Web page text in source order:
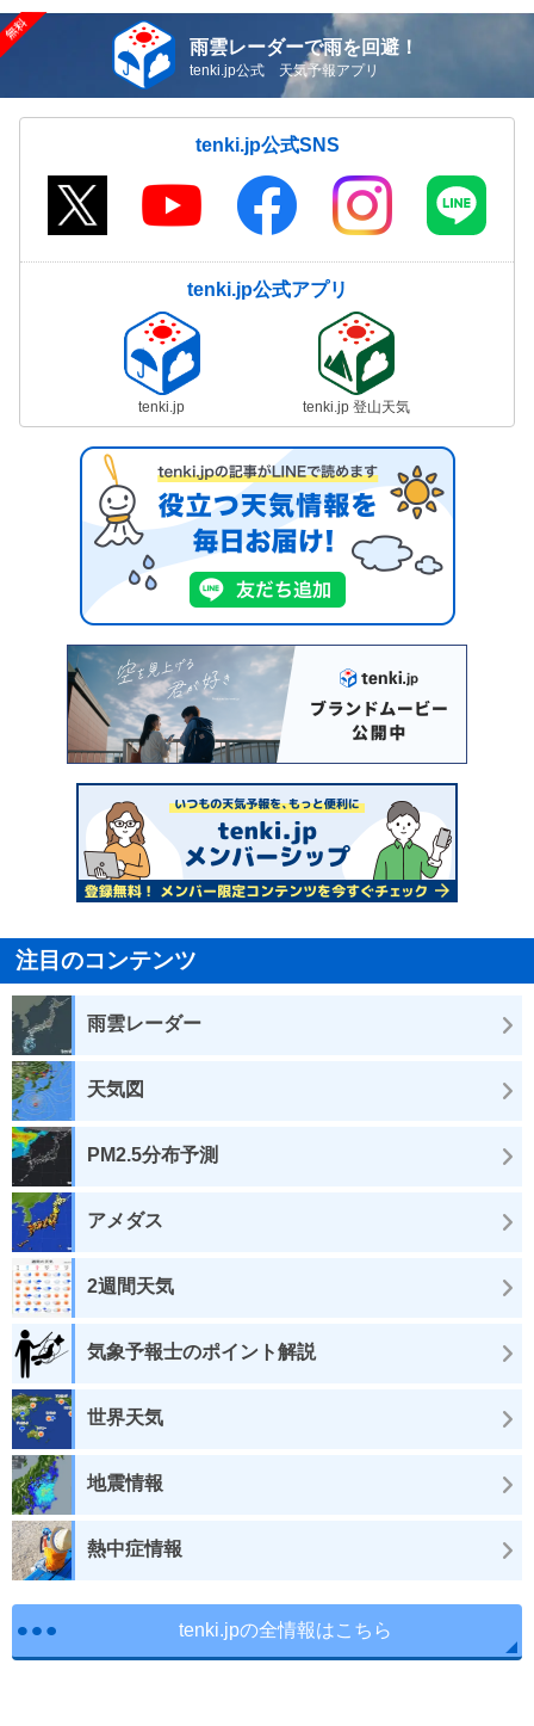
雨雲レーダーで雨を回避！
tenki.jp公式 天気予報アプリ
tenki.jp公式SNS
tenki.jp公式アプリ
tenki.jp tenki.jp 登山天気
注目のコンテンツ
雨雲レーダー
天気図
PM2.5分布予測
アメダス
2週間天気
気象予報士のポイント解説
世界天気
地震情報
熱中症情報
tenki.jpの全情報はこちら